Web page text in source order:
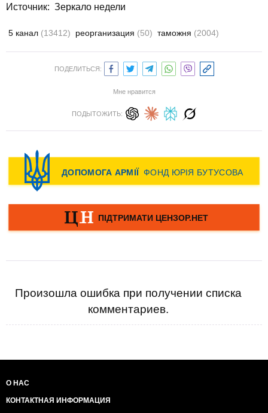
Источник: Зеркало недели
5 канал (13412) реорганизация (50) таможня (2004)
ПОДЕЛИТЬСЯ:
Мне нравится
ПОДЫТОЖИТЬ:
Произошла ошибка при получении списка
комментариев.
О НАС
КОНТАКТНАЯ ИНФОРМАЦИЯ